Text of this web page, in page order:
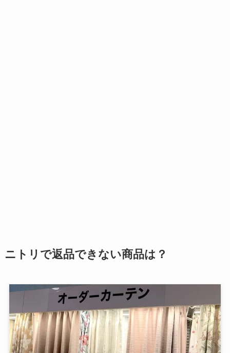
ニトリで返品できない商品は？